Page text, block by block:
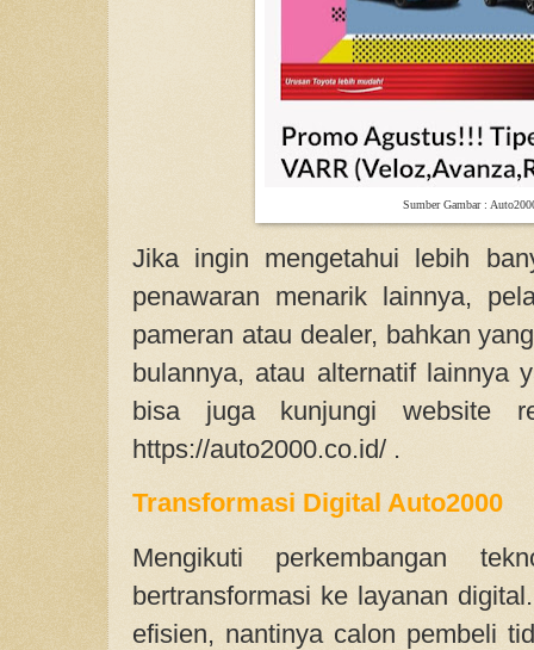
Sumber Gambar :
Jika ingin mengetahui lebih
penawaran menarik lainnya,
pameran atau dealer, bahkan
bulannya, atau alternatif lainnya
bisa juga kunjungi website
https://auto2000.co.id/ .
Transformasi Digital Auto2000
Mengikuti perkembangan
bertransformasi ke layanan
efisien, nantinya calon pembeli